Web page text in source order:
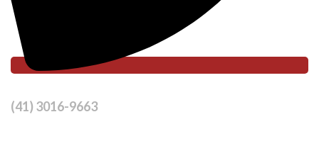
(41) 3016-9663